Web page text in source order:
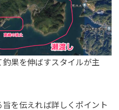
果を伸ばすスタイルが主
を伝えれば詳しくポイント